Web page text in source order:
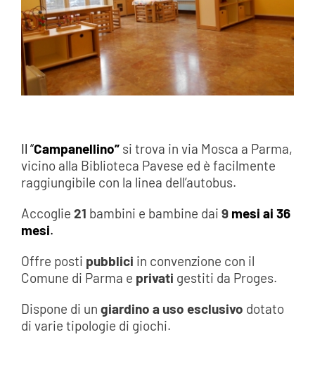
Il “Campanellino” si trova in via Mosca a Parma,
vicino alla Biblioteca Pavese ed è facilmente
raggiungibile con la linea dell’autobus.
Accoglie 21 bambini e bambine dai 9mesi ai 36
mesi.
Offre posti pubblici in convenzione con il
Comune di Parma e privati gestiti da Proges.
Dispone di un giardino a uso esclusivo dotato
di varie tipologie di giochi.